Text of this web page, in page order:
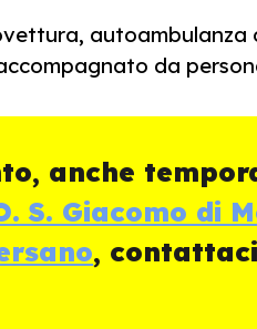
autoambulanza
da
anche
S. Giacomo di
,